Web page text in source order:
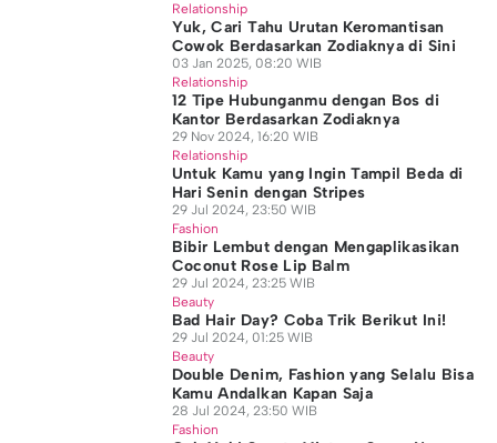
Relationship
Yuk, Cari Tahu Urutan Keromantisan
Cowok Berdasarkan Zodiaknya di Sini
03 Jan 2025, 08:20 WIB
Relationship
12 Tipe Hubunganmu dengan Bos di
Kantor Berdasarkan Zodiaknya
29 Nov 2024, 16:20 WIB
Relationship
Untuk Kamu yang Ingin Tampil Beda di
Hari Senin dengan Stripes
29 Jul 2024, 23:50 WIB
Fashion
Bibir Lembut dengan Mengaplikasikan
Coconut Rose Lip Balm
29 Jul 2024, 23:25 WIB
Beauty
Bad Hair Day? Coba Trik Berikut Ini!
29 Jul 2024, 01:25 WIB
Beauty
Double Denim, Fashion yang Selalu Bisa
Kamu Andalkan Kapan Saja
28 Jul 2024, 23:50 WIB
Fashion